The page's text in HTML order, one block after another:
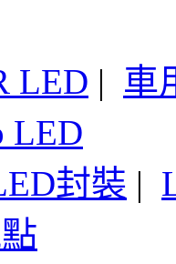
LED | 車
LED
封裝 |